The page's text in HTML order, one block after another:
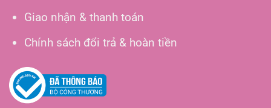
Giao nhận & thanh toán
Chính sách đổi trả & hoàn tiền